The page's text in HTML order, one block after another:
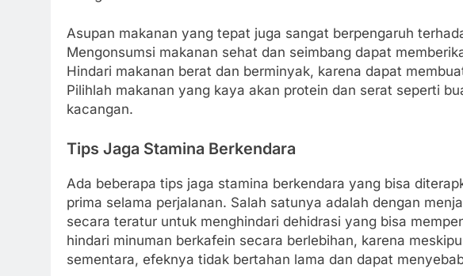
Asupan makanan yang tepat juga sangat berpengaruh
Mengonsumsi makanan sehat dan seimbang dapat
Hindari makanan berat dan berminyak, karena dapat
Pilihlah makanan yang kaya akan protein dan serat seperti
kacangan.
Tips Jaga Stamina Berkendara
Ada beberapa tips jaga stamina berkendara yang bisa
prima selama perjalanan. Salah satunya adalah dengan
secara teratur untuk menghindari dehidrasi yang bisa
hindari minuman berkafein secara berlebihan, karena
sementara, efeknya tidak bertahan lama dan dapat